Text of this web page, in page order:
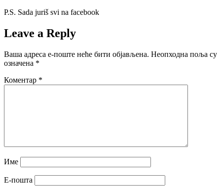
P.S. Sada juriš svi na facebook
Leave a Reply
Ваша адреса е-поште неће бити објављена. Неопходна поља су
означена *
Коментар *
Име
Е-пошта